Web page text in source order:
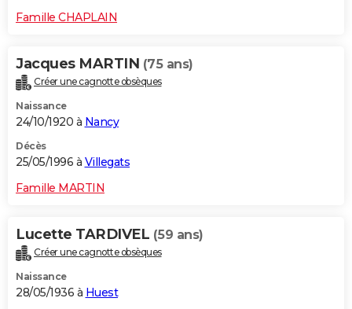
Famille CHAPLAIN
Jacques MARTIN (75 ans)
Créer une cagnotte obsèques
Naissance
24/10/1920 à Nancy
Décès
25/05/1996 à Villegats
Famille MARTIN
Lucette TARDIVEL (59 ans)
Créer une cagnotte obsèques
Naissance
28/05/1936 à Huest